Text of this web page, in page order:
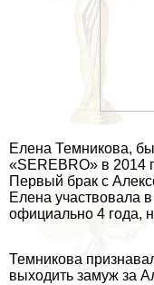
Елена Темникова,
«SEREBRO» в 2014
Первый бpaк с
Елена участвовала
официально 4 года,
Темникова
выходить замуж за